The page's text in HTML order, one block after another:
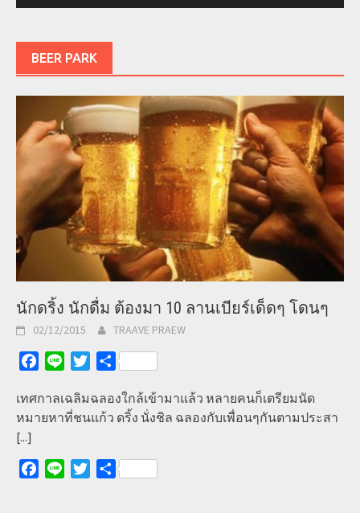
BEER PARK
นักดริ้ง นักดื่ม ต้องมา 10 ลานเบียร์เด็ดๆ โดนๆ
02/12/2015 TRAAVE PRAEW
Facebook
Line TwitterShare
เทศกาลเฉลิมฉลองใกล้เข้ามาแล้ว หลายคนก็เตรียมนัด
หมายหาที่ชนแก้ว ดริ้ง นั่งชิล ฉลองกับเพื่อนๆกันตามประสา
[...]
Facebook
Line TwitterShare